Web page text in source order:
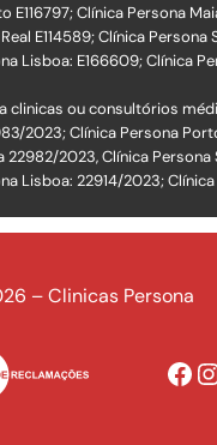
E116797; Clínica Persona
E114589; Clínica Persona
Lisboa: E166609; Clínica
clinicas ou consultórios
2023; Clínica Persona
22982/2023, Clínica Persona
Lisboa: 22914/2023;
– Clinicas Persona
Facebook